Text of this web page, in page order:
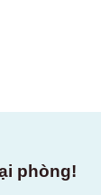
phòng!